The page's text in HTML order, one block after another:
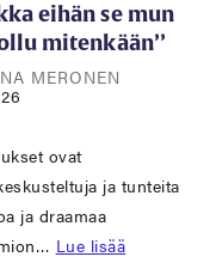
eihän se mun
mitenkään’’
MERONEN
ovat
ja tunteita
ja draamaa
Lue lisää